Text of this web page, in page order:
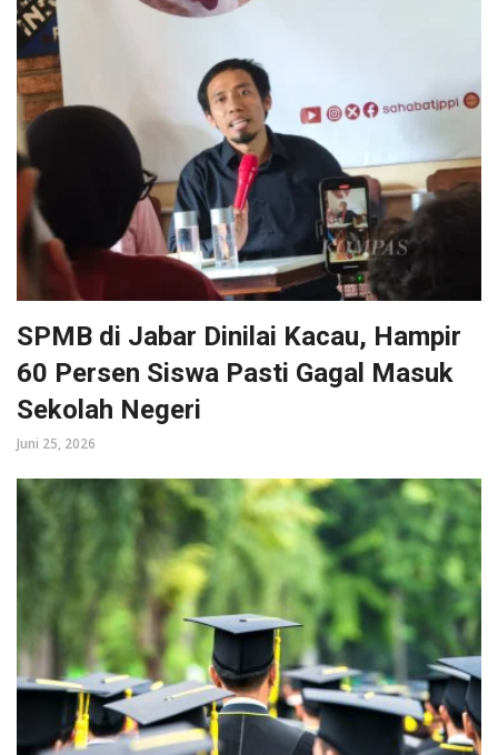
SPMB di Jabar Dinilai Kacau, Hampir
60 Persen Siswa Pasti Gagal Masuk
Sekolah Negeri
Juni 25, 2026